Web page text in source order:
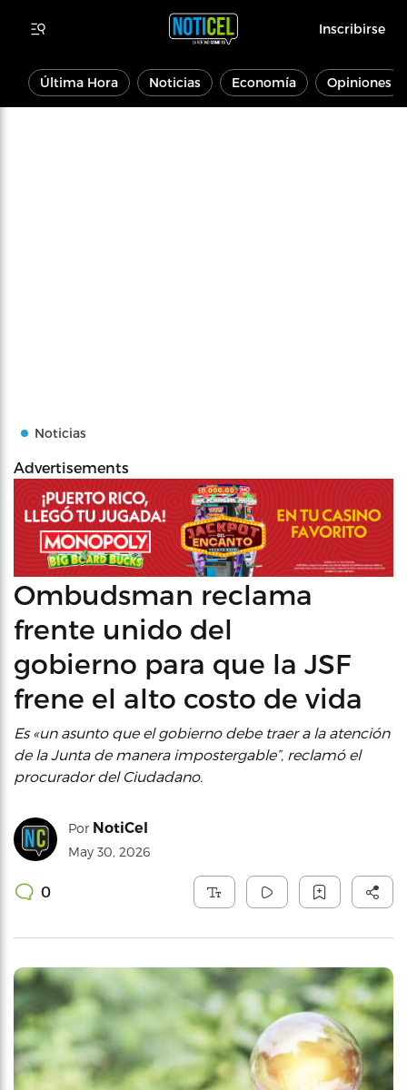
Inscribirse
Última Hora Noticias Economía Opiniones
Noticias
Advertisements
Ombudsman reclama
frente unido del
gobierno para que la JSF
frene el alto costo de vida
Es «un asunto que el gobierno debe traer a la atención
de la Junta de manera impostergable”, reclamó el
procurador del Ciudadano.
Por NotiCel
May 30, 2026
0